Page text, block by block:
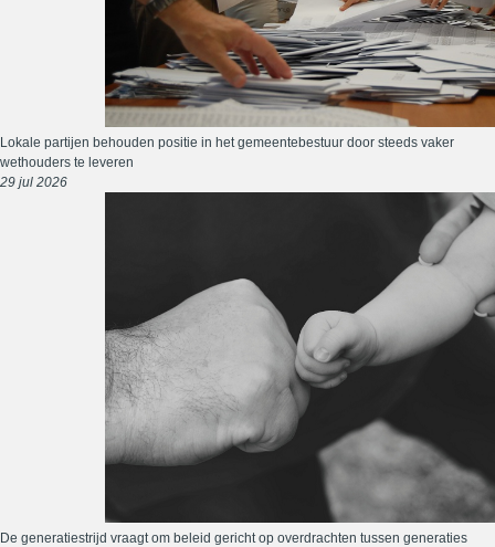
Lokale partijen behouden positie in het gemeentebestuur door steeds vaker
wethouders te leveren
29 jul 2026
De generatiestrijd vraagt om beleid gericht op overdrachten tussen generaties